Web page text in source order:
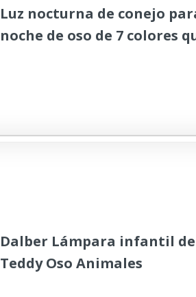
Luz nocturna de conejo
noche de oso de 7 colores
Dalber Lámpara infantil
Teddy Oso Animales